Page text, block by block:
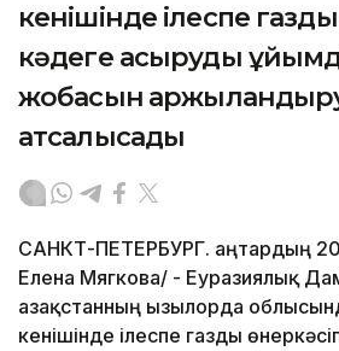
кенішінде ілеспе
кәдеге асыруды
жобасын
атсалысады
САНКТ-ПЕТЕРБУРГ. Қаңтардың
Елена Мягкова/ - Еуразиялық
Қазақстанның Қызылорда
кенішінде ілеспе газды